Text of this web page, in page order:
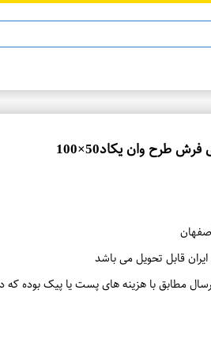
طرح وان یکاد50×100
ر
قابل تحویل می باشد
مطابق با هزینه های پست یا پیک بوده